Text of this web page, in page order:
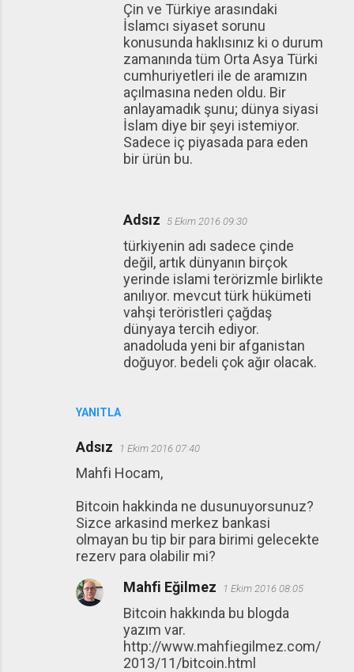
YANITLA
Çin ve Türkiye arasındaki
İslamcı siyaset sorunu
konusunda haklısınız ki o durum
zamanında tüm Orta Asya Türki
cumhuriyetleri ile de aramızın
açılmasına neden oldu. Bir
anlayamadık şunu; dünya siyasi
İslam diye bir şeyi istemiyor.
Sadece iç piyasada para eden
bir ürün bu.
Adsız 5 Ekim 2016 09:30
türkiyenin adı sadece çinde
değil, artık dünyanın birçok
yerinde islami terörizmle birlikte
anılıyor. mevcut türk hükümeti
vahşi teröristleri çağdaş
dünyaya tercih ediyor.
anadoluda yeni bir afganistan
doğuyor. bedeli çok ağır olacak.
Adsız 1 Ekim 2016 07:40
Mahfi Hocam,
Bitcoin hakkinda ne dusunuyorsunuz?
Sizce arkasind merkez bankasi
olmayan bu tip bir para birimi gelecekte
rezerv para olabilir mi?
Mahfi Eğilmez 1 Ekim 2016 08:05
Bitcoin hakkında bu blogda
yazım var.
http://www.mahfiegilmez.com/
2013/11/bitcoin.html